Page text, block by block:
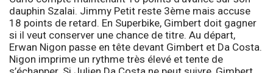
dauphin Szalai. Jimmy Petit reste 3ème mais accuse
18 points de retard. En Superbike, Gimbert doit gagner
si il veut conserver une chance de titre. Au départ,
Erwan Nigon passe en tête devant Gimbert et Da Costa.
Nigon imprime un rythme très élevé et tente de